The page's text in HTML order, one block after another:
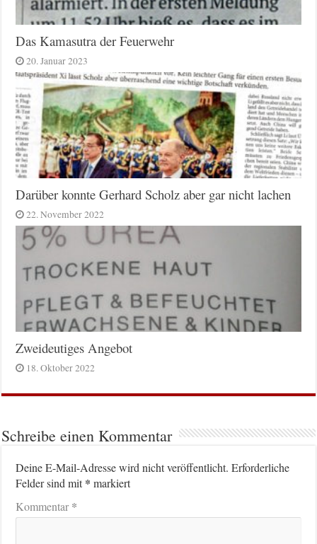
Das Kamasutra der Feuerwehr
20. Januar 2023
Darüber konnte Gerhard Scholz aber gar nicht lachen
22. November 2022
Zweideutiges Angebot
18. Oktober 2022
Schreibe einen Kommentar
Deine E-Mail-Adresse wird nicht veröffentlicht. Erforderliche
Felder sind mit* markiert
Kommentar*